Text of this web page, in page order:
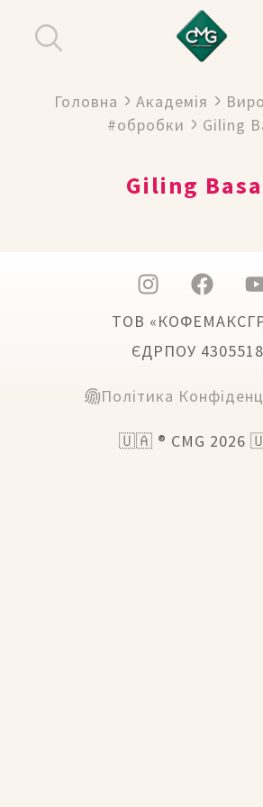
Головна Академія
#обробки
Giling
Giling
ТОВ
ЄДРПОУ
Політика
🇺🇦 ® CMG 2026